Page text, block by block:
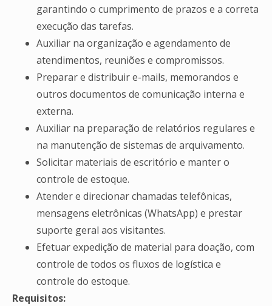
garantindo o cumprimento de prazos e a correta
execução das tarefas.
Auxiliar na organização e agendamento de
atendimentos, reuniões e compromissos.
Preparar e distribuir e-mails, memorandos e
outros documentos de comunicação interna e
externa.
Auxiliar na preparação de relatórios regulares e
na manutenção de sistemas de arquivamento.
Solicitar materiais de escritório e manter o
controle de estoque.
Atender e direcionar chamadas telefônicas,
mensagens eletrônicas (WhatsApp) e prestar
suporte geral aos visitantes.
Efetuar expedição de material para doação, com
controle de todos os fluxos de logística e
controle do estoque.
Requisitos: